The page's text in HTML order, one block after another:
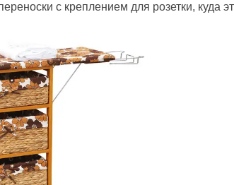
с креплением для розетки, куда